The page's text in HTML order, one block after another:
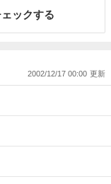
ックする
2002/12/17 00:00